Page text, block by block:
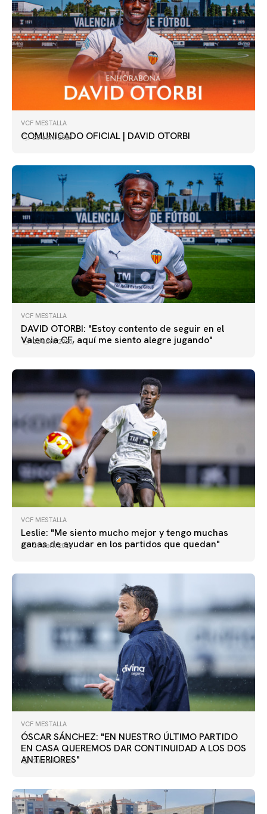
VCF MESTALLA
COMUNICADO OFICIAL | DAVID OTORBI
23 abril 2026
VCF MESTALLA
DAVID OTORBI: "Estoy contento de seguir en el
Valencia CF, aquí me siento alegre jugando"
22 abril 2026
VCF MESTALLA
Leslie: "Me siento mucho mejor y tengo muchas
ganas de ayudar en los partidos que quedan"
21 abril 2026
VCF MESTALLA
ÓSCAR SÁNCHEZ: "EN NUESTRO ÚLTIMO PARTIDO
EN CASA QUEREMOS DAR CONTINUIDAD A LOS DOS
ANTERIORES"
20 abril 2026